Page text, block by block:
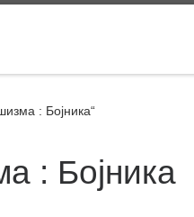
: Бојника“
: Бојника